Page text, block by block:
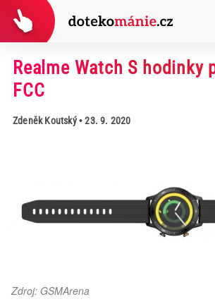
Realme Watch S hodinky
FCC
Zdeněk Koutský• 23. 9. 2020
Zdroj: GSMArena